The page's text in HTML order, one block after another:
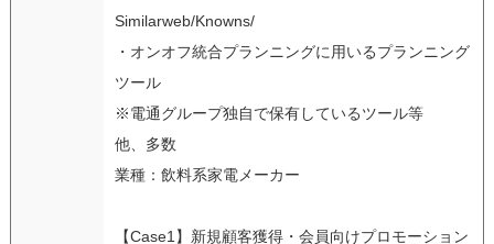
Similarweb/Knowns/
・オンオフ統合プランニングに用いるプランニング
ツール
※電通グループ独自で保有しているツール等
他、多数
業種：飲料系家電メーカー
【Case1】新規顧客獲得・会員向けプロモーション